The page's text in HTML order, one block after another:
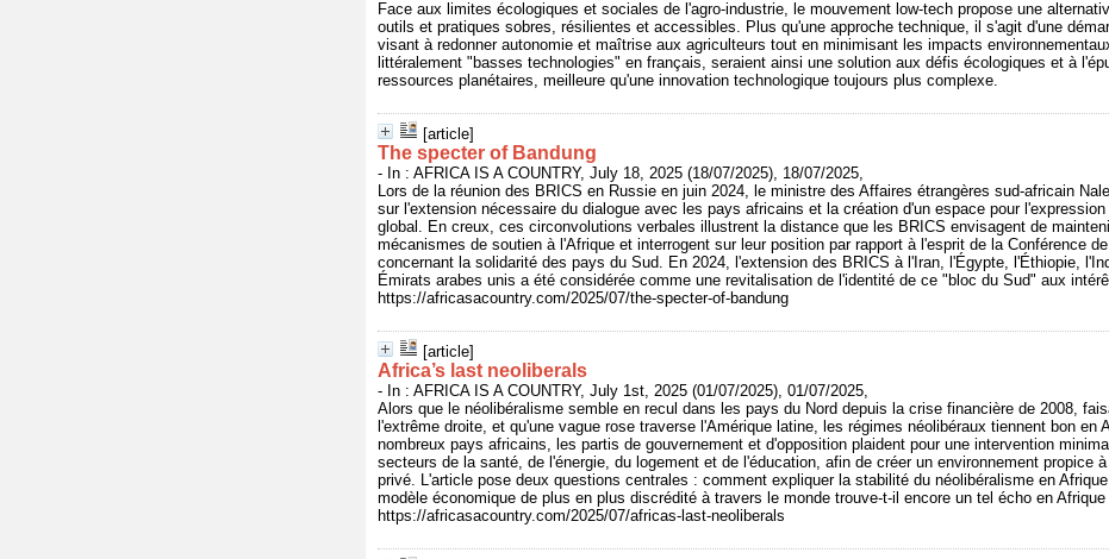
Face aux limites écologiques et sociales de l'agro-industrie, le mouvement low-tech propose une
outils et pratiques sobres, résilientes et accessibles. Plus qu'une approche technique, il s'agit d'une
visant à redonner autonomie et maîtrise aux agriculteurs tout en minimisant les impacts
littéralement "basses technologies" en français, seraient ainsi une solution aux défis écologiques et à
ressources planétaires, meilleure qu'une innovation technologique toujours plus complexe.
[article]
The specter of Bandung
- In : AFRICA IS A COUNTRY, July 18, 2025 (18/07/2025), 18/07/2025,
Lors de la réunion des BRICS en Russie en juin 2024, le ministre des Affaires étrangères sud-africain
sur l'extension nécessaire du dialogue avec les pays africains et la création d'un espace pour
global. En creux, ces circonvolutions verbales illustrent la distance que les BRICS envisagent de
mécanismes de soutien à l'Afrique et interrogent sur leur position par rapport à l'esprit de la Conférence
concernant la solidarité des pays du Sud. En 2024, l'extension des BRICS à l'Iran, l'Égypte, l'Éthiopie,
Émirats arabes unis a été considérée comme une revitalisation de l'identité de ce "bloc du Sud" aux
https://africasacountry.com/2025/07/the-specter-of-bandung
[article]
Africa’s last neoliberals
- In : AFRICA IS A COUNTRY, July 1st, 2025 (01/07/2025), 01/07/2025,
Alors que le néolibéralisme semble en recul dans les pays du Nord depuis la crise financière de 2008,
l'extrême droite, et qu'une vague rose traverse l'Amérique latine, les régimes néolibéraux tiennent bon en
nombreux pays africains, les partis de gouvernement et d'opposition plaident pour une intervention
secteurs de la santé, de l'énergie, du logement et de l'éducation, afin de créer un environnement propice
privé. L'article pose deux questions centrales : comment expliquer la stabilité du néolibéralisme en
modèle économique de plus en plus discrédité à travers le monde trouve-t-il encore un tel écho en Afrique
https://africasacountry.com/2025/07/africas-last-neoliberals